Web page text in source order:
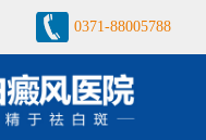
0371-88005788